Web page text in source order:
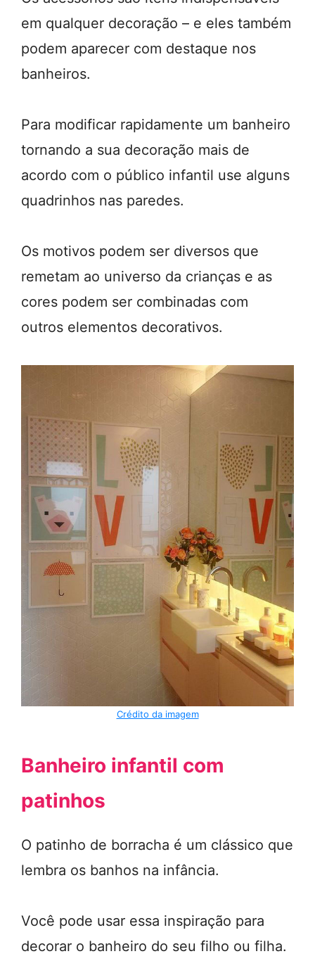
em qualquer decoração – e eles também
podem aparecer com destaque nos
banheiros.
Para modificar rapidamente um banheiro
tornando a sua decoração mais de
acordo com o público infantil use alguns
quadrinhos nas paredes.
Os motivos podem ser diversos que
remetam ao universo da crianças e as
cores podem ser combinadas com
outros elementos decorativos.
Crédito da imagem
Banheiro infantil com
patinhos
O patinho de borracha é um clássico que
lembra os banhos na infância.
Você pode usar essa inspiração para
decorar o banheiro do seu filho ou filha.